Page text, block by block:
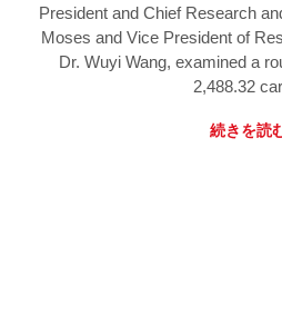
President and Chief Research
Moses and Vice President of
Dr. Wuyi Wang, examined a
2,488.32
続きを読